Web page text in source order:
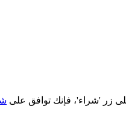
زر 'شراء'، فإنك توافق على